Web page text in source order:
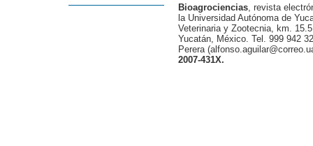
Bioagrociencias, revista
la Universidad Autónoma de
Veterinaria y Zootecnia, km.
Yucatán, México. Tel. 999 942
Perera
2007-431X.